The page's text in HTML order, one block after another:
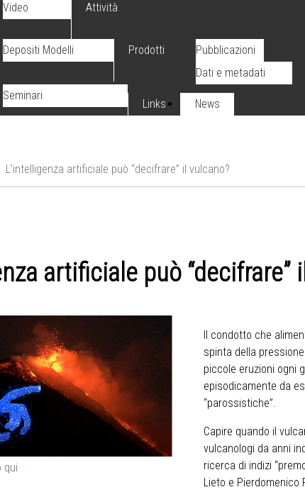
Video Attività
Depositi Modelli Prodotti
Pubblicazioni
Dati e metadati
Seminari
Links News
L’intelligenza artificiale può “decifrare” il vulcano?
artificiale può “decifrare”
qui
Il condotto che
spinta della
piccole eruzioni ogni
episodicamente da
“parossistiche”.
Capire quando il
vulcanologi da anni
ricerca di indizi
Lieto e